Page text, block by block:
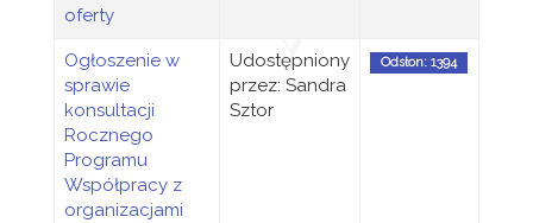
oferty
Ogłoszenie w
sprawie
konsultacji
Rocznego
Programu
Współpracy z
organizacjami
Udostępniony
przez: Sandra
Sztor
Odsłon: 1394